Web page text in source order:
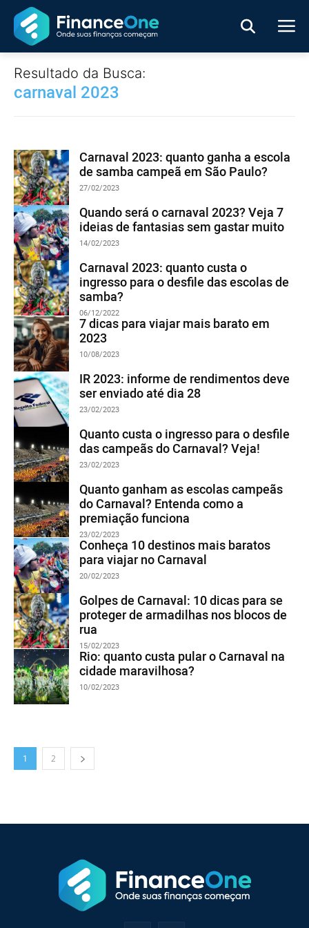
Resultado da Busca:
carnaval 2023
Carnaval 2023: quanto ganha a escola
de samba campeã em São Paulo?
27/02/2023
Quando será o carnaval 2023? Veja 7
ideias de fantasias sem gastar muito
14/02/2023
Carnaval 2023: quanto custa o
ingresso para o desfile das escolas de
samba?
06/12/2022
7 dicas para viajar mais barato em
2023
10/08/2023
IR 2023: informe de rendimentos deve
ser enviado até dia 28
23/02/2023
Quanto custa o ingresso para o desfile
das campeãs do Carnaval? Veja!
23/02/2023
Quanto ganham as escolas campeãs
do Carnaval? Entenda como a
premiação funciona
23/02/2023
Conheça 10 destinos mais baratos
para viajar no Carnaval
20/02/2023
Golpes de Carnaval: 10 dicas para se
proteger de armadilhas nos blocos de
rua
15/02/2023
Rio: quanto custa pular o Carnaval na
cidade maravilhosa?
10/02/2023
1 2